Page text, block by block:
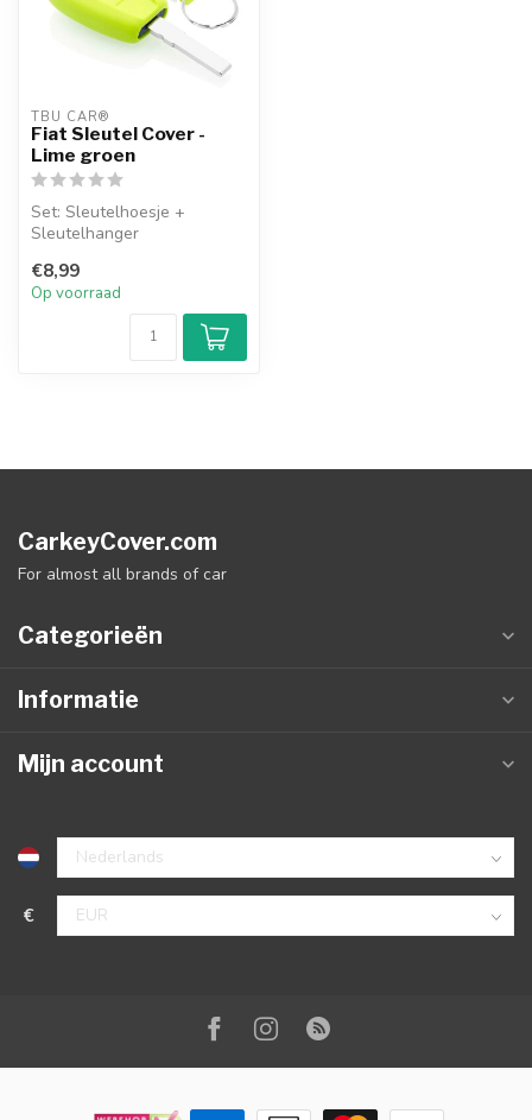
TBU CAR®
Fiat Sleutel Cover -
Lime groen
Set: Sleutelhoesje +
Sleutelhanger
€8,99
Op voorraad
CarkeyCover.com
For almost all brands of car
Categorieën
Informatie
Mijn account
€